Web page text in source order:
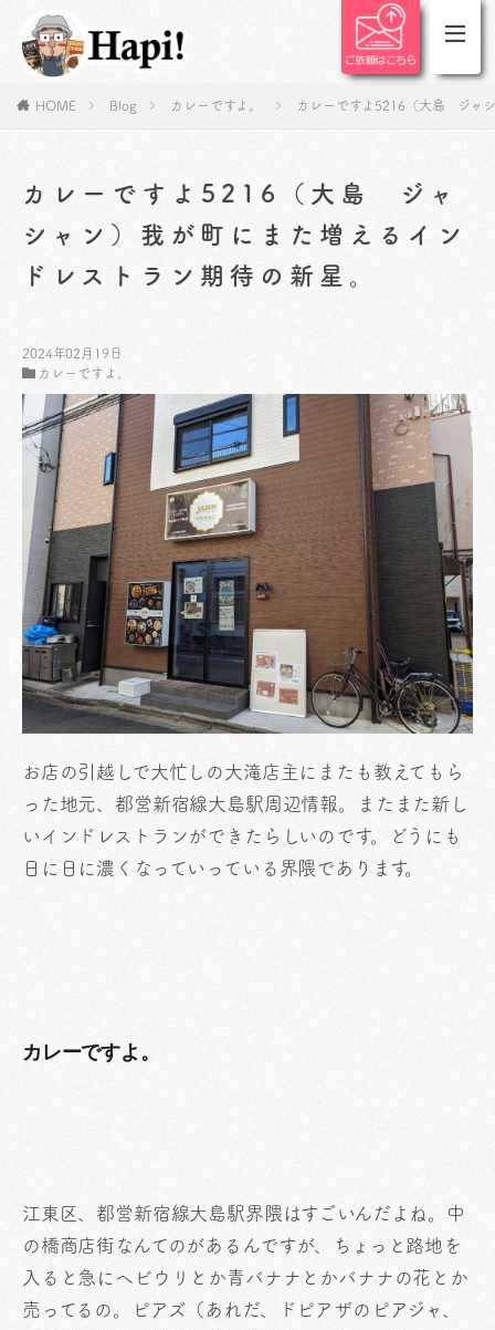
HOME Blog カレーですよ。 カレーですよ5216（大島 ジャ
カレーですよ5216（大島 ジャ
シャン）我が町にまた増えるイン
ドレストラン期待の新星。
2024年02月19日
カレーですよ。
お店の引越しで大忙しの大滝店主にまたも教えてもら
った地元、都営新宿線大島駅周辺情報。またまた新し
いインドレストランができたらしいのです。どうにも
日に日に濃くなっていっている界隈であります。
カレーですよ。
江東区、都営新宿線大島駅界隈はすごいんだよね。中
の橋商店街なんてのがあるんですが、ちょっと路地を
入ると急にヘビウリとか青バナナとかバナナの花とか
売ってるの。ピアズ（あれだ、ドピアザのピアジャ、